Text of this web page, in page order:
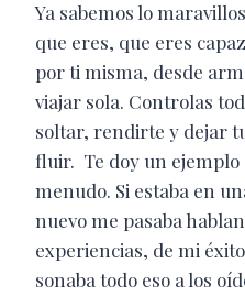
Ya sabemos lo
que eres, que eres
por ti misma, desde
viajar sola. Controlas
soltar, rendirte y dejar
fluir. Te doy un ejemplo
menudo. Si estaba en
nuevo me pasaba
experiencias, de mi
sonaba todo eso a los